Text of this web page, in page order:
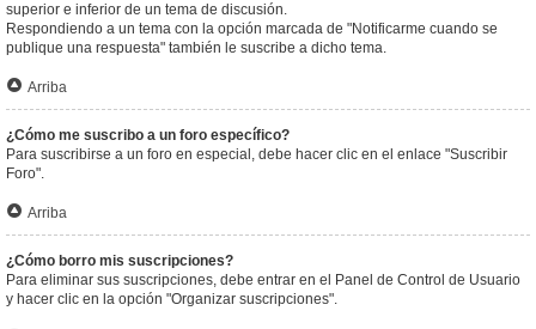
superior e inferior de un tema de discusión.
Respondiendo a un tema con la opción marcada de "Notificarme cuando se
publique una respuesta" también le suscribe a dicho tema.
Arriba
¿Cómo me suscribo a un foro específico?
Para suscribirse a un foro en especial, debe hacer clic en el enlace "Suscribir
Foro".
Arriba
¿Cómo borro mis suscripciones?
Para eliminar sus suscripciones, debe entrar en el Panel de Control de Usuario
y hacer clic en la opción "Organizar suscripciones".